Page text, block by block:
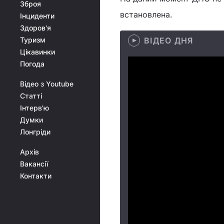
Зброя
Інциденти
Здоров'я
Туризм
Цікавинки
Погода
Відео з Youtube
Статті
Інтерв'ю
Думки
Лонгріди
Архів
Вакансії
Контакти
встановлена.
ВІДЕО ДНЯ